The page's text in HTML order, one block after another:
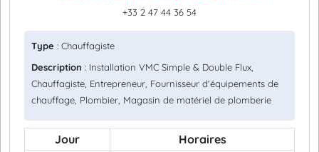
+33 2 47 44 36 54
Type : Chauffagiste
Description : Installation VMC Simple & Double Flux,
Chauffagiste, Entrepreneur, Fournisseur d'équipements de
chauffage, Plombier, Magasin de matériel de plomberie
Jour
Horaires